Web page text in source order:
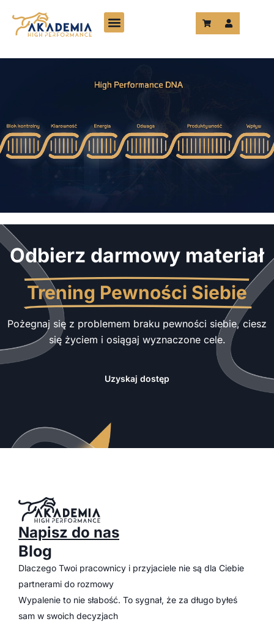
treści
Odbierz darmowy materiał
Trening Pewności Siebie
Pożegnaj się z problemem braku pewności siebie, ciesz
się życiem i osiągaj wyznaczone cele.
Uzyskaj dostęp
Napisz do nas
Blog
Dlaczego Twoi pracownicy i przyjaciele nie są dla Ciebie
partnerami do rozmowy
Wypalenie to nie słabość. To sygnał, że za długo byłeś
sam w swoich decyzjach